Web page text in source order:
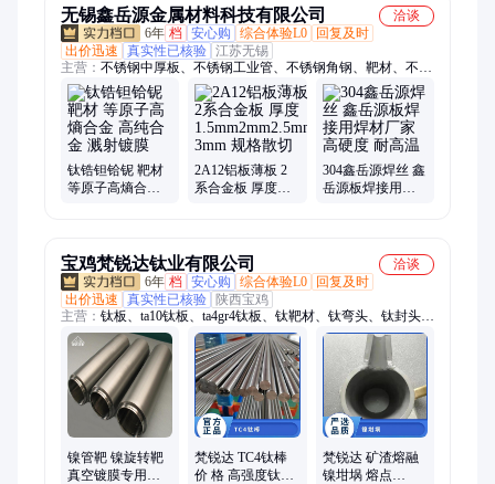
无锡鑫岳源金属材料科技有限公司
洽谈
6年 档 安心购 综合体验L0
回复及时
出价迅速
真实性已核验 江苏无锡
主营： 不锈钢中厚板、不锈钢工业管、不锈钢角钢、靶材、不锈
钢无缝管、不锈钢圆钢、304钢板、不锈钢卷、不锈钢镜面板、
304不锈钢板、304钢棒、00cr19ni10钢板、不锈钢带、304不锈钢
带、2205圆管、304不锈钢管、321不锈钢板、316l不锈钢板、
310s不锈钢板、2205不锈钢板、2507不锈钢板、201不锈钢板、
拉丝板、不锈钢天沟、不锈钢水槽
钛锆钽铪铌 靶材
等原子高熵合金
2A12铝板薄板 2
系合金板 厚度
304鑫岳源焊丝 鑫
岳源板焊接用焊
宝鸡梵锐达钛业有限公司
洽谈
6年 档 安心购 综合体验L0
回复及时
出价迅速
真实性已核验 陕西宝鸡
主营： 钛板、ta10钛板、ta4gr4钛板、钛靶材、钛弯头、钛封头、
钛法兰、钛环、钛管板、钛无缝管、钛箔、钛焊管、钛棒、钛
丝、钛网、钛螺丝、钛盘管、钛换热器、钛种板、tc4钛板、tc4
钛管、钛带、钛复合板、锆板、锆棒
镍管靶 镍旋转靶
真空镀膜专用镍
梵锐达 TC4钛棒
价 格 高强度钛合
梵锐达 矿渣熔融
镍坩埚 熔点